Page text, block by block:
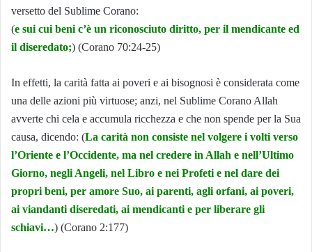
versetto del Sublime Corano:
(e sui cui beni c’è un riconosciuto diritto, per il mendicante ed
il diseredato;) (Corano 70:24-25)
In effetti, la carità fatta ai poveri e ai bisognosi è considerata come
una delle azioni più virtuose; anzi, nel Sublime Corano Allah
avverte chi cela e accumula ricchezza e che non spende per la Sua
causa, dicendo: (La carità non consiste nel volgere i volti verso
l’Oriente e l’Occidente, ma nel credere in Allah e nell’Ultimo
Giorno, negli Angeli, nel Libro e nei Profeti e nel dare dei
propri beni, per amore Suo, ai parenti, agli orfani, ai poveri,
ai viandanti diseredati, ai mendicanti e per liberare gli
schiavi…) (Corano 2:177)